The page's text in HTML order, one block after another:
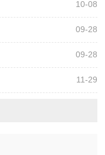
10-08
09-28
09-28
11-29